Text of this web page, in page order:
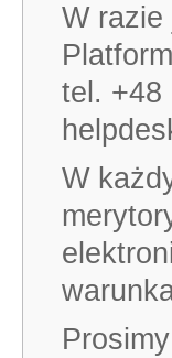
W razie
tel. +48
W